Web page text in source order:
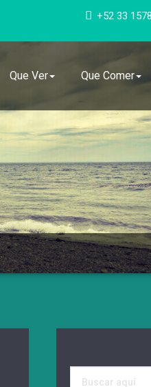
+52 33
Que Ver Que Comer